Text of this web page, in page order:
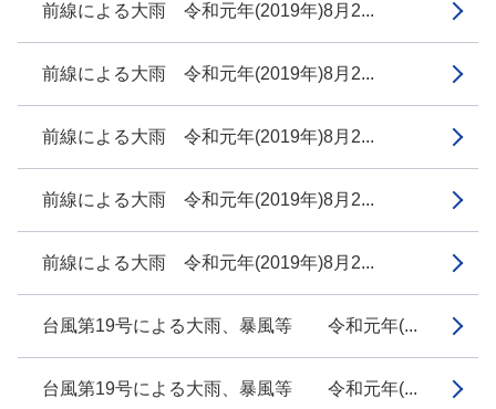
前線による大雨 令和元年(2019年)8月2...
前線による大雨 令和元年(2019年)8月2...
前線による大雨 令和元年(2019年)8月2...
前線による大雨 令和元年(2019年)8月2...
前線による大雨 令和元年(2019年)8月2...
台風第19号による大雨、暴風等 令和元年(...
台風第19号による大雨、暴風等 令和元年(...